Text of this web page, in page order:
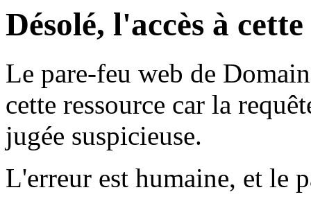
Désolé, l'accès à
Le pare-feu web de
cette ressource car la
jugée suspicieuse.
L'erreur est humaine, et le